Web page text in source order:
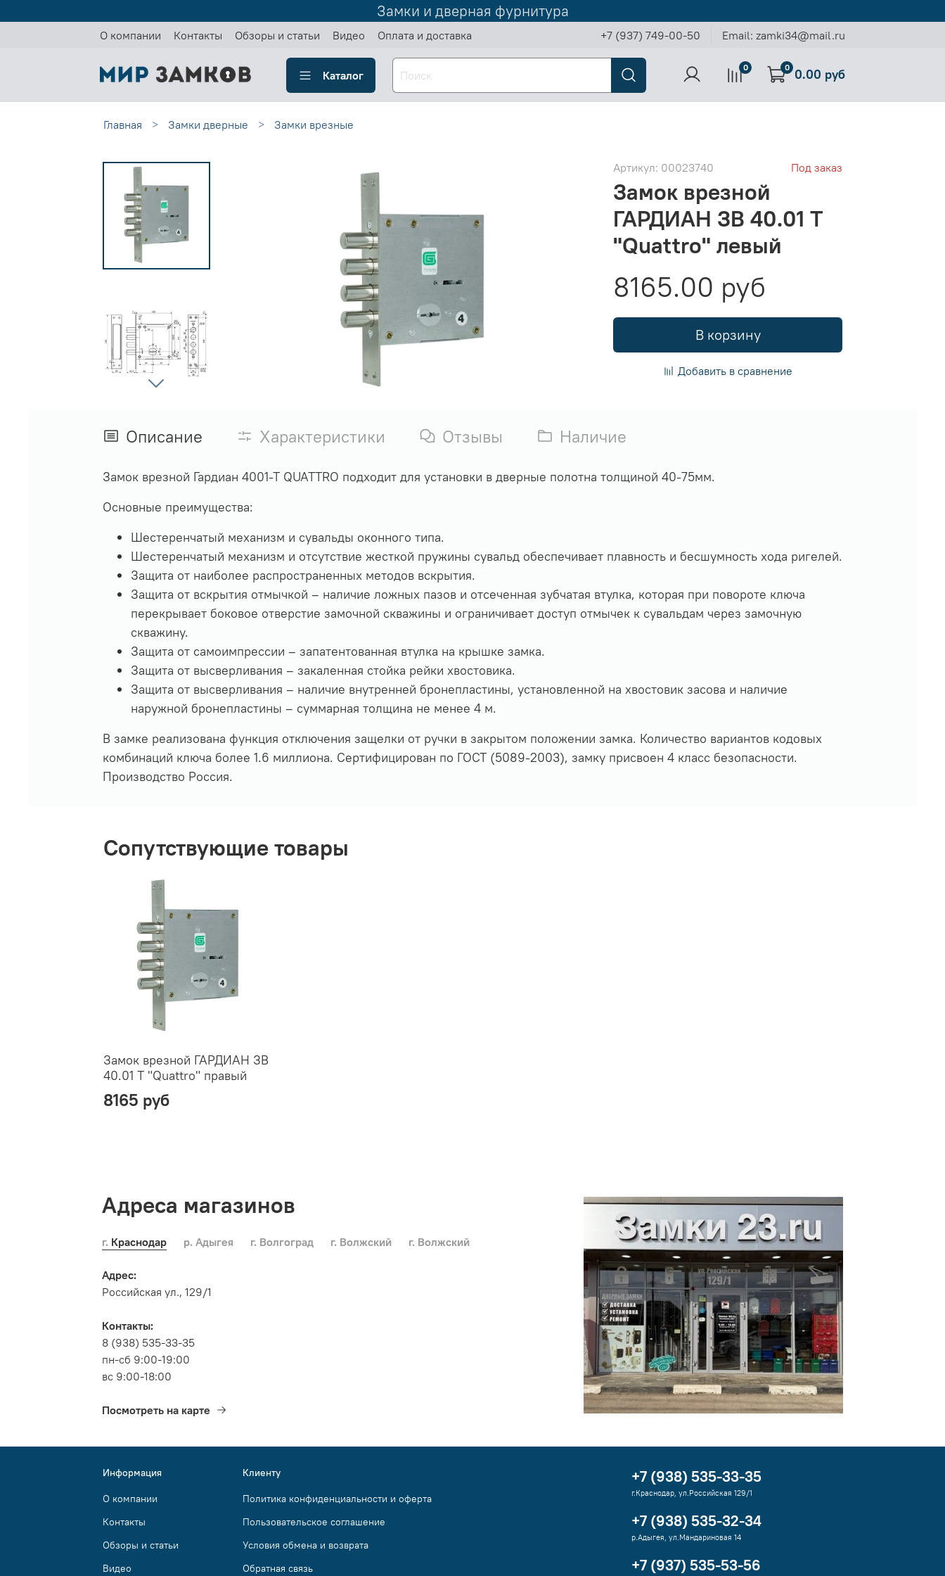
Замки и дверная фурнитура
О компании Контакты Обзоры и статьи Видео Оплата и доставка +7 (937) 749-00-50 Email: zamki34@mail.ru
Каталог
0 0 0.00 руб
Главная Замки дверные Замки врезные
Артикул: 00023740 Под заказ
Замок врезной
ГАРДИАН ЗВ 40.01 Т
"Quattro" левый
8165.00 руб
В корзину
Добавить в сравнение
Описание Характеристики Отзывы Наличие
Замок врезной Гардиан 4001-Т QUATTRO подходит для установки в дверные полотна толщиной 40-75мм.
Основные преимущества:
Шестеренчатый механизм и сувальды оконного типа.
Шестеренчатый механизм и отсутствие жесткой пружины сувальд обеспечивает плавность и бесшумность хода ригелей.
Защита от наиболее распространенных методов вскрытия.
Защита от вскрытия отмычкой – наличие ложных пазов и отсеченная зубчатая втулка, которая при повороте ключа
перекрывает боковое отверстие замочной скважины и ограничивает доступ отмычек к сувальдам через замочную
скважину.
Защита от самоимпрессии – запатентованная втулка на крышке замка.
Защита от высверливания – закаленная стойка рейки хвостовика.
Защита от высверливания – наличие внутренней бронепластины, установленной на хвостовик засова и наличие
наружной бронепластины – суммарная толщина не менее 4 м.
В замке реализована функция отключения защелки от ручки в закрытом положении замка. Количество вариантов кодовых
комбинаций ключа более 1.6 миллиона. Сертифицирован по ГОСТ (5089-2003), замку присвоен 4 класс безопасности.
Производство Россия.
Сопутствующие товары
Замок врезной ГАРДИАН ЗВ
40.01 Т "Quattro" правый
8165 руб
Адреса магазинов
г. Краснодар р. Адыгея г. Волгоград г. Волжский г. Волжский
Адрес:
Российская ул., 129/1
Контакты:
8 (938) 535-33-35
пн-сб 9:00-19:00
вс 9:00-18:00
Посмотреть на карте
Информация
О компании
Контакты
Обзоры и статьи
Видео
Клиенту
Политика конфиденциальности и оферта
Пользовательское соглашение
Условия обмена и возврата
Обратная связь
+7 (938) 535-33-35
г.Краснодар, ул.Российская 129/1
+7 (938) 535-32-34
р.Адыгея, ул.Мандариновая 14
+7 (937) 535-53-56